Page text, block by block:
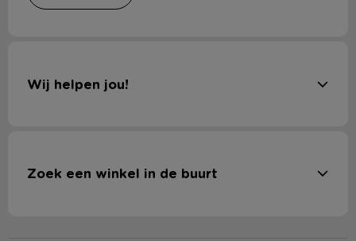
Wij helpen jou!
Zoek een winkel in de buurt